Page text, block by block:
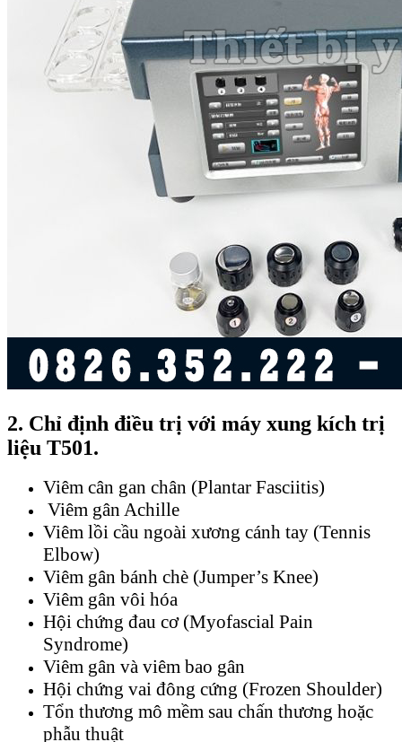
2. Chỉ định điều trị với máy xung kích trị
liệu T501.
Viêm cân gan chân (Plantar Fasciitis)
Viêm gân Achille
Viêm lồi cầu ngoài xương cánh tay (Tennis
Elbow)
Viêm gân bánh chè (Jumper’s Knee)
Viêm gân vôi hóa
Hội chứng đau cơ (Myofascial Pain
Syndrome)
Viêm gân và viêm bao gân
Hội chứng vai đông cứng (Frozen Shoulder)
Tổn thương mô mềm sau chấn thương hoặc
phẫu thuật